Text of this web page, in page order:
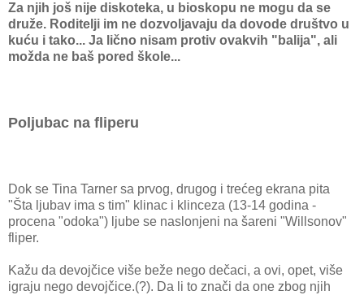
Za njih još nije diskoteka, u bioskopu ne mogu da se
druže. Roditelji im ne dozvoljavaju da dovode društvo u
kuću i tako... Ja lično nisam protiv ovakvih "balija", ali
možda ne baš pored škole...
Poljubac na fliperu
Dok se Tina Tarner sa prvog, drugog i trećeg ekrana pita
"Šta ljubav ima s tim" klinac i klinceza (13-14 godina -
procena "odoka") ljube se naslonjeni na šareni "Willsonov"
fliper.
Kažu da devojčice više beže nego dečaci, a ovi, opet, više
igraju nego devojčice.(?). Da li to znači da one zbog njih